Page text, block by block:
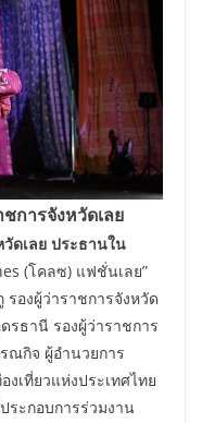
การจังหวัดเลย
ดเลย ประธานใน
(โคลซ) แฟชั่นเลย”
องผู้ว่าราชการจังหวัด
รธานี รองผู้ว่าราชการ
ณกิจ ผู้อำนวยการ
เที่ยวแห่งประเทศไทย
ะกอบการร่วมงาน